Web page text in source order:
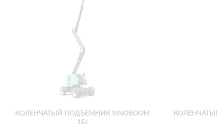
КОЛЕНЧАТЫЙ ПОДЪЕМНИК SINOBOOM
15J